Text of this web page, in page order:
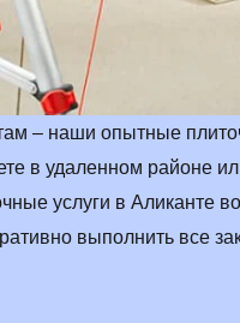
– наши опытные
в удаленном районе
услуги в Аликанте
выполнить все